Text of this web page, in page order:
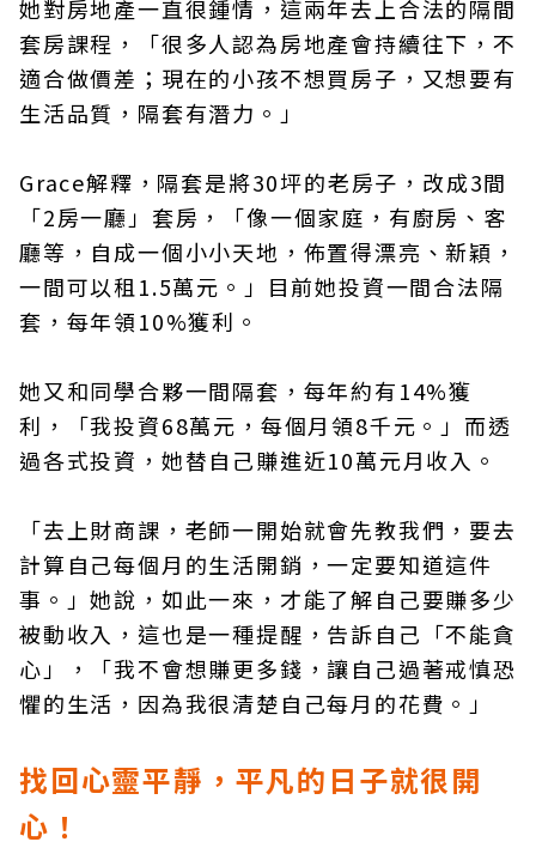
她對房地產一直很鍾情，這兩年去上合法的隔間
套房課程，「很多人認為房地產會持續往下，不
適合做價差；現在的小孩不想買房子，又想要有
生活品質，隔套有潛力。」
Grace解釋，隔套是將30坪的老房子，改成3間
「2房一廳」套房，「像一個家庭，有廚房、客
廳等，自成一個小小天地，佈置得漂亮、新穎，
一間可以租1.5萬元。」目前她投資一間合法隔
套，每年領10%獲利。
她又和同學合夥一間隔套，每年約有14%獲
利，「我投資68萬元，每個月領8千元。」而透
過各式投資，她替自己賺進近10萬元月收入。
「去上財商課，老師一開始就會先教我們，要去
計算自己每個月的生活開銷，一定要知道這件
事。」她說，如此一來，才能了解自己要賺多少
被動收入，這也是一種提醒，告訴自己「不能貪
心」，「我不會想賺更多錢，讓自己過著戒慎恐
懼的生活，因為我很清楚自己每月的花費。」
找回心靈平靜，平凡的日子就很開
心！